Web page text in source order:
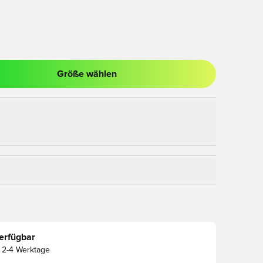
zum Anmelden oder Registrieren als Mitglied
Größe wählen
2-4 Werktage